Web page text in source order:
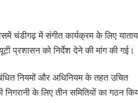
चंडीगढ़ में संगीत कार्यक्रम के लिए
प्रशासन को निर्देश देने की मांग की गई।
नियमों और अधिनियम के तहत उचित
के लिए तीन समितियों का गठन